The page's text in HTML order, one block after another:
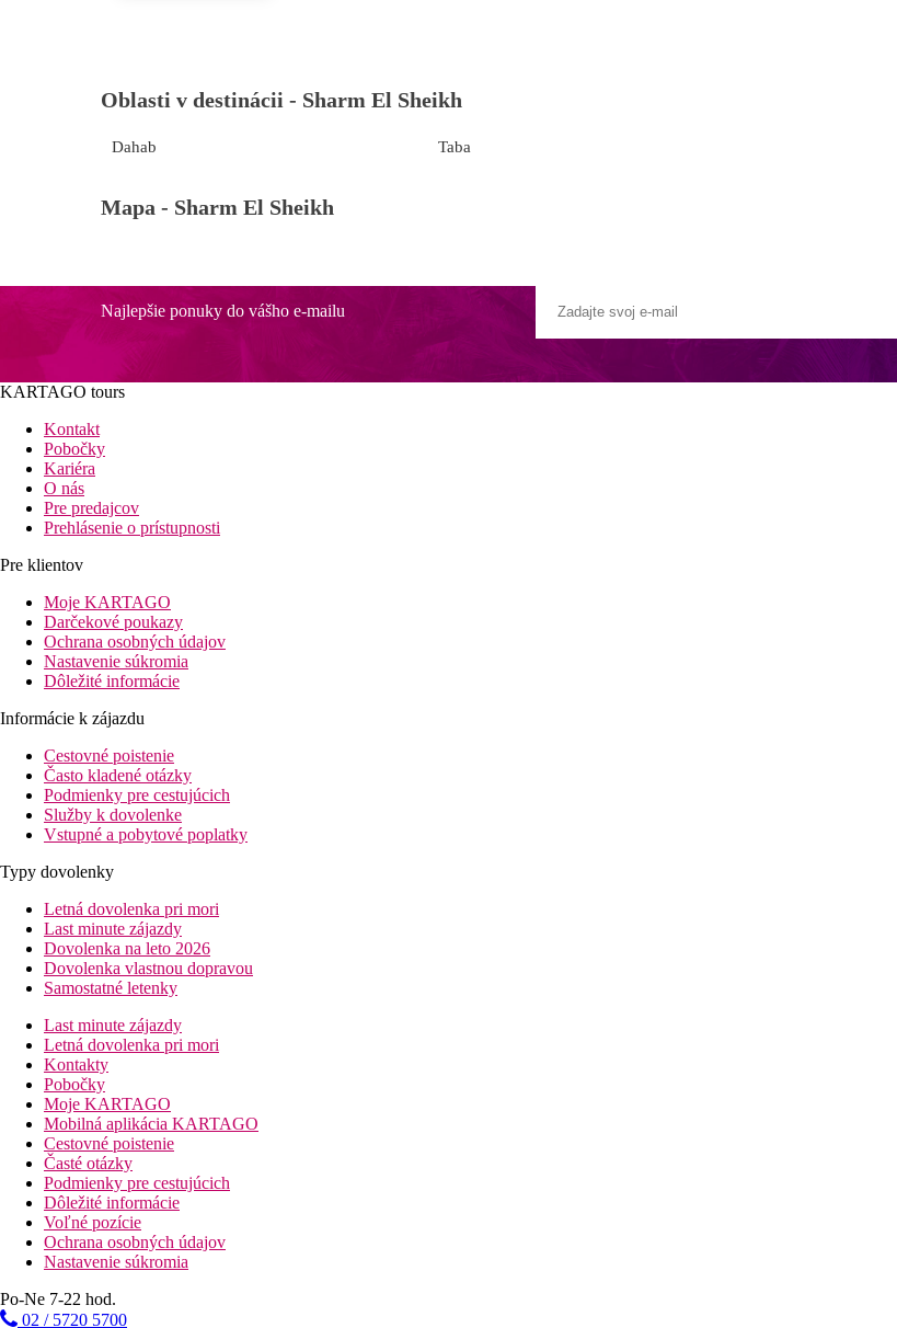
Oblasti v destinácii - Sharm El Sheikh
Dahab Taba
Mapa - Sharm El Sheikh
Najlepšie ponuky do vášho e-mailu
KARTAGO tours
Kontakt
Pobočky
Kariéra
O nás
Pre predajcov
Prehlásenie o prístupnosti
Pre klientov
Moje KARTAGO
Darčekové poukazy
Ochrana osobných údajov
Nastavenie súkromia
Dôležité informácie
Informácie k zájazdu
Cestovné poistenie
Často kladené otázky
Podmienky pre cestujúcich
Služby k dovolenke
Vstupné a pobytové poplatky
Typy dovolenky
Letná dovolenka pri mori
Last minute zájazdy
Dovolenka na leto 2026
Dovolenka vlastnou dopravou
Samostatné letenky
Last minute zájazdy
Letná dovolenka pri mori
Kontakty
Pobočky
Moje KARTAGO
Mobilná aplikácia KARTAGO
Cestovné poistenie
Časté otázky
Podmienky pre cestujúcich
Dôležité informácie
Voľné pozície
Ochrana osobných údajov
Nastavenie súkromia
Po-Ne 7-22 hod.
02 / 5720 5700